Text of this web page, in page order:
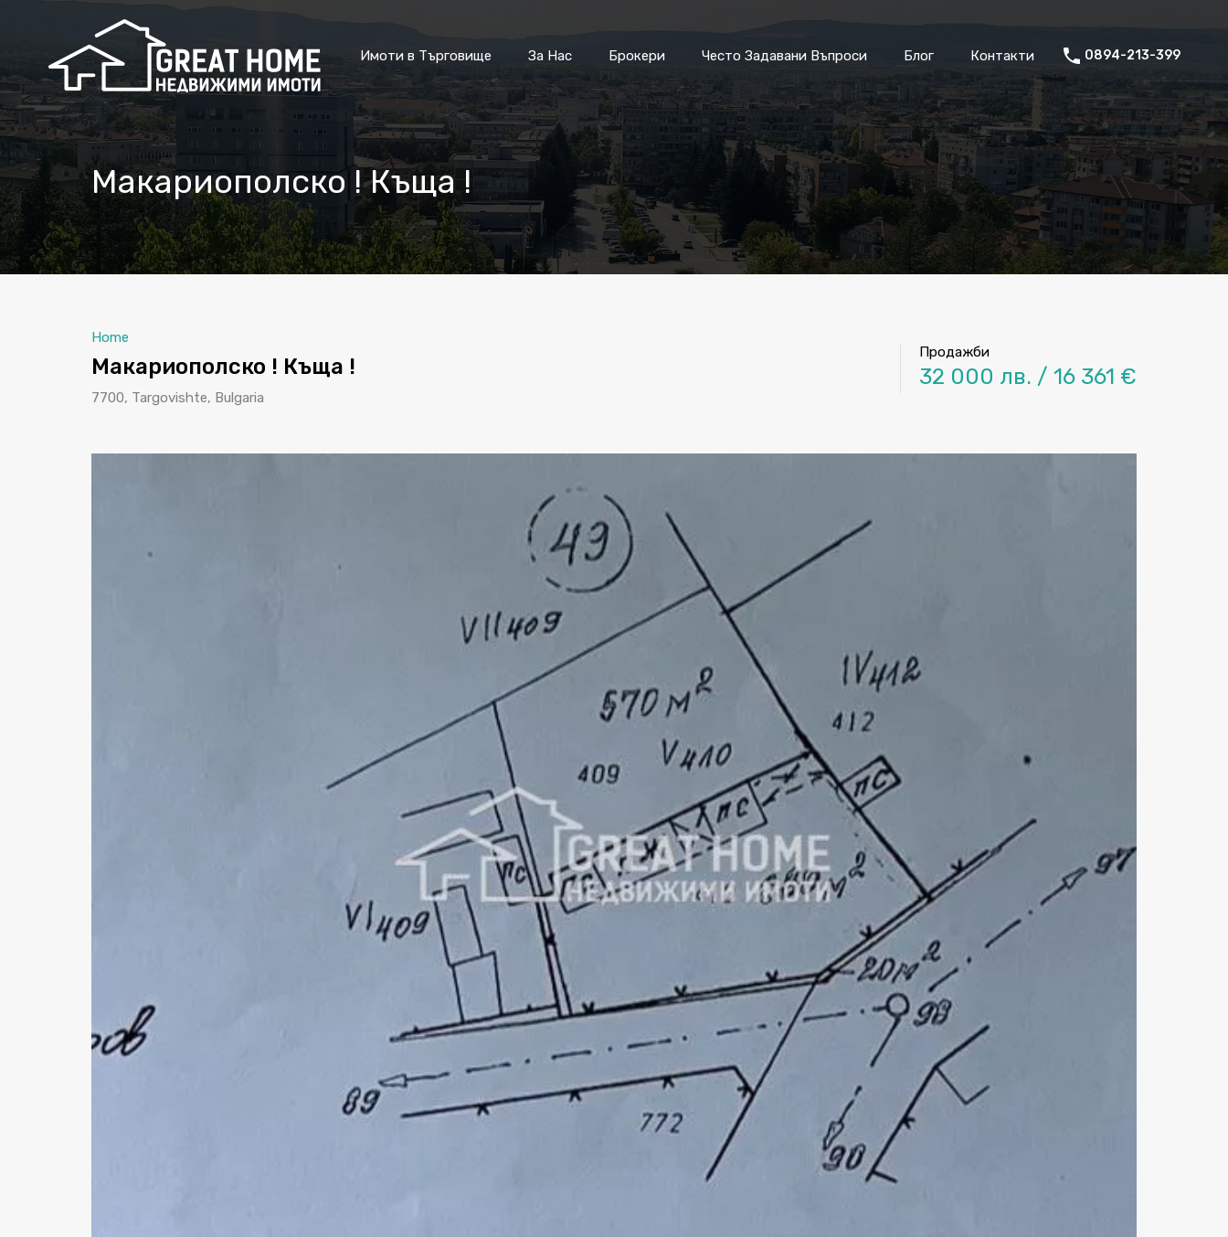
Имоти в Търговище
За Нас Брокери Често Задавани Въпроси Блог Контакти 0894-213-399
Макариополско ! Къща !
Home
Макариополско ! Къща !
7700, Targovishte, Bulgaria
Продажби
32 000 лв. / 16 361 €